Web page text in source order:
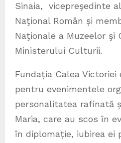
Sinaia, vicepreşedinte
Naţional Român și
Naţionale a Muzeelor
Ministerului Culturii.
Fundația Calea
pentru evenimentele
personalitatea rafinată
Maria, care au scos în
în diplomație, iubirea ei